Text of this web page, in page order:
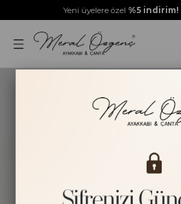
Yeni üyelere özel %5 indirim!